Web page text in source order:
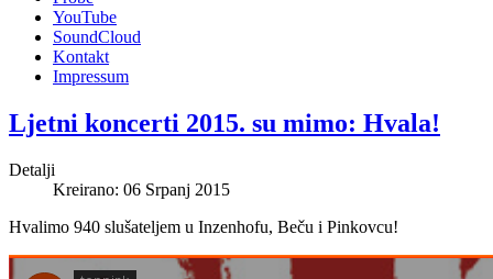
YouTube
SoundCloud
Kontakt
Impressum
Ljetni koncerti 2015. su mimo: Hvala!
Detalji
Kreirano: 06 Srpanj 2015
Hvalimo 940 slušateljem u Inzenhofu, Beču i Pinkovcu!